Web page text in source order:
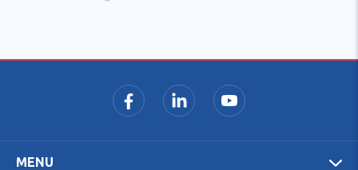
MENU